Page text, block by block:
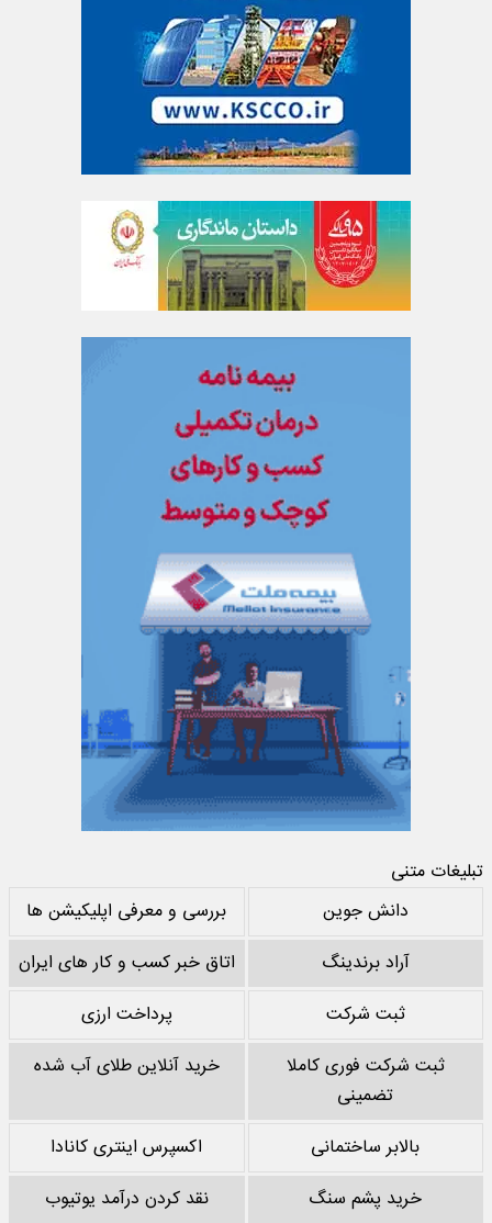
تبلیغات متنی
دانش جوین
بررسی و معرفی اپلیکیشن ها
آراد برندینگ
اتاق خبر کسب و کار های ایران
ثبت شرکت
پرداخت ارزی
ثبت شرکت فوری کاملا
تضمینی
خرید آنلاین طلای آب شده
بالابر ساختمانی
اکسپرس اینتری کانادا
خرید پشم سنگ
نقد کردن درآمد یوتیوب